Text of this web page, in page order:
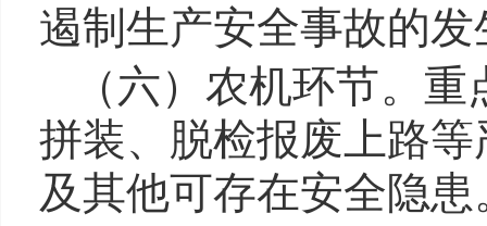
遏制生产安全事故的发
（六）农机环节。 重
拼装、脱检报废上路
及其他可存在安全隐患